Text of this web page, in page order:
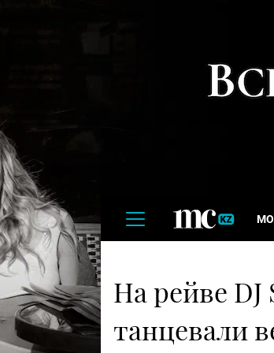
На рейве
танцевали